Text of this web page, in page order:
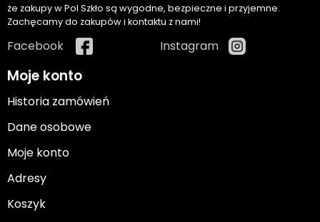
że zakupy w Pol Szkło są wygodne, bezpieczne i przyjemne.
Zachęcamy do zakupów i kontaktu z nami!
Facebook Instagram
Moje konto
Historia zamówień
Dane osobowe
Moje konto
Adresy
Koszyk